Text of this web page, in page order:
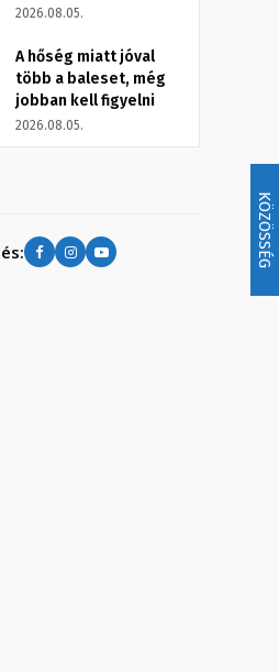
KÖZÖSSÉG
2026.08.05.
A hőség miatt jóval
több a baleset, még
jobban kell figyelni
2026.08.05.